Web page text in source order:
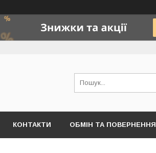
КОНТАКТИ ОБМІН ТА ПОВЕРНЕННЯ